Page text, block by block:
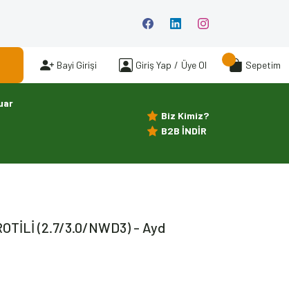
Bayi Girişi Giriş Yap / Üye Ol Sepetim
Biz Kimiz?
B2B İNDİR
(2.7/3.0/NWD3) - Ayd